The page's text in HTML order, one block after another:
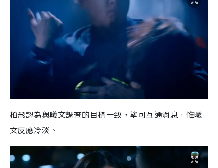
柏飛認為與曦文調查的目標一致，望可互通消息，惟曦
文反應冷淡。